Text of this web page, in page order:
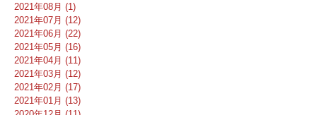
2021年08月 (1)
2021年07月 (12)
2021年06月 (22)
2021年05月 (16)
2021年04月 (11)
2021年03月 (12)
2021年02月 (17)
2021年01月 (13)